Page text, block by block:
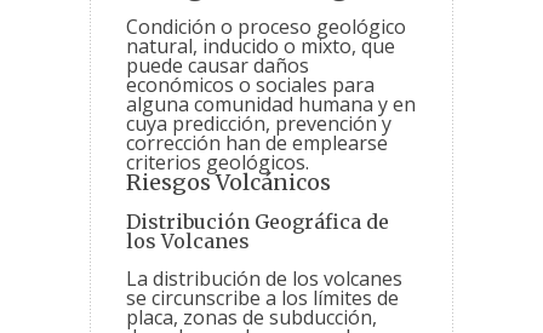
Condición o proceso geológico
natural, inducido o mixto, que
puede causar daños
económicos o sociales para
alguna comunidad humana y en
cuya predicción, prevención y
corrección han de emplearse
criterios geológicos.
Riesgos Volcánicos
Distribución Geográfica de
los Volcanes
La distribución de los volcanes
se circunscribe a los límites de
placa, zonas de subducción,